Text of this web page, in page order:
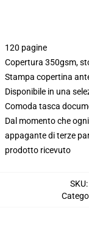
120 pagine
Copertura 350gsm,
Stampa copertina
Disponibile in una
Comoda tasca
Dal momento che
appagante di terze
prodotto ricevuto
SKU: